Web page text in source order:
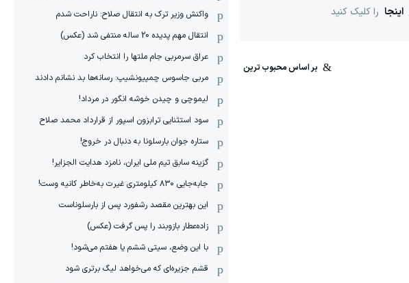
اینجا را کلیک کنید
واکنش وزیر ترک به انتقال صلاح: ناراحت شدم
انتقال مهم پدیده 20 ساله منتفی شد (عکس)
عراق سرمربی جام ملتها را انتخاب کرد
مربی جاسوس چمپیونشیپ: رسانه‌ها بد نشانم دادند
لیموچی و چیدن خوشه انگور در مرداد!
سود استثنایی ترابزون اسپور از قرارداد محمد صلاح
ستاره جوان بارسلونا به دنبال در خروج!
گزینه سابق تیم ملی ایران، نامزد هدایت الجزایر!
جابه‌جایی ۸۳۰ کیلومتری غیرت به‌خاطر کانیه وست!
این بهترین مقصد رشفورد پس از بارسلوناست
زاده‌عطار بازوبند را پس گرفت (عکس)
با این وضع، سیتی ششم یا هفتم می‌شود!
قشم جزیره‌ای که می‌خواهد لیگ برتری شود